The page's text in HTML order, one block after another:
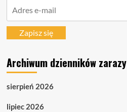
mailZapisz się
Archiwum dzienników zarazy
sierpień 2026
lipiec 2026